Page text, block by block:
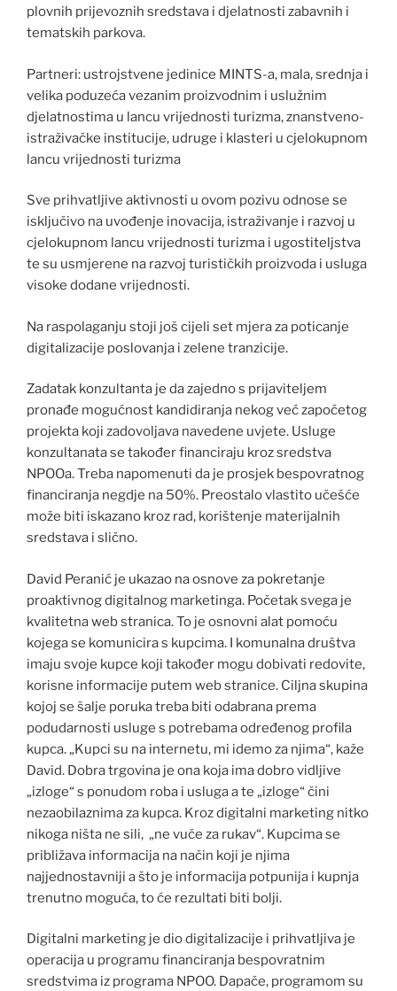
plovnih prijevoznih sredstava i djelatnosti zabavnih i
tematskih parkova.
Partneri: ustrojstvene jedinice MINTS-a, mala, srednja i
velika poduzeća vezanim proizvodnim i uslužnim
djelatnostima u lancu vrijednosti turizma, znanstveno-
istraživačke institucije, udruge i klasteri u cjelokupnom
lancu vrijednosti turizma
Sve prihvatljive aktivnosti u ovom pozivu odnose se
isključivo na uvođenje inovacija, istraživanje i razvoj u
cjelokupnom lancu vrijednosti turizma i ugostiteljstva
te su usmjerene na razvoj turističkih proizvoda i usluga
visoke dodane vrijednosti.
Na raspolaganju stoji još cijeli set mjera za poticanje
digitalizacije poslovanja i zelene tranzicije.
Zadatak konzultanta je da zajedno s prijaviteljem
pronađe mogućnost kandidiranja nekog već započetog
projekta koji zadovoljava navedene uvjete. Usluge
konzultanata se također financiraju kroz sredstva
NPOOa. Treba napomenuti da je prosjek bespovratnog
financiranja negdje na 50%. Preostalo vlastito učešće
može biti iskazano kroz rad, korištenje materijalnih
sredstava i slično.
David Peranić je ukazao na osnove za pokretanje
proaktivnog digitalnog marketinga. Početak svega je
kvalitetna web stranica. To je osnovni alat pomoću
kojega se komunicira s kupcima. I komunalna društva
imaju svoje kupce koji također mogu dobivati redovite,
korisne informacije putem web stranice. Ciljna skupina
kojoj se šalje poruka treba biti odabrana prema
podudarnosti usluge s potrebama određenog profila
kupca. „Kupci su na internetu, mi idemo za njima“, kaže
David. Dobra trgovina je ona koja ima dobro vidljive
„izloge“ s ponudom roba i usluga a te „izloge“ čini
nezaobilaznima za kupca. Kroz digitalni marketing nitko
nikoga ništa ne sili, „ne vuče za rukav“. Kupcima se
približava informacija na način koji je njima
najjednostavniji a što je informacija potpunija i kupnja
trenutno moguća, to će rezultati biti bolji.
Digitalni marketing je dio digitalizacije i prihvatljiva je
operacija u programu financiranja bespovratnim
sredstvima iz programa NPOO. Dapače, programom su